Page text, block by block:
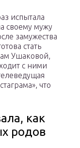
испытала
своему мужу
замужества
стать
Ушаковой,
с ними
что
как
родов